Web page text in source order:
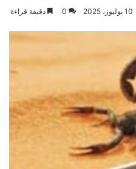
10 يوليوز، 2025 0 دقيقة قراءة